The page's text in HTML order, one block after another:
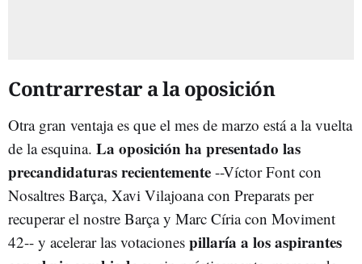
Contrarrestar a la oposición
Otra gran ventaja es que el mes de marzo está a la vuelta
de la esquina. La oposición ha presentado las
precandidaturas recientemente --Víctor Font con
Nosaltres Barça, Xavi Vilajoana con Preparats per
recuperar el nostre Barça y Marc Círia con Moviment
42-- y acelerar las votaciones pillaría a los aspirantes